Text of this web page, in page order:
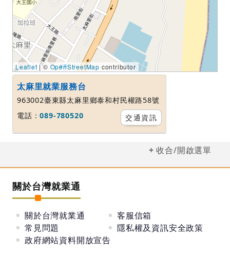
Leaflet | © OpenStreetMap contributor
太麻里就業服務台
963002臺東縣太麻里鄉泰和村民權路58號
電話：089-780520 交通資訊
收合/開啟選單
關於台灣就業通
關於台灣就業通
客服信箱
常見問題
隱私權及資訊安全政策
政府網站資料開放宣告